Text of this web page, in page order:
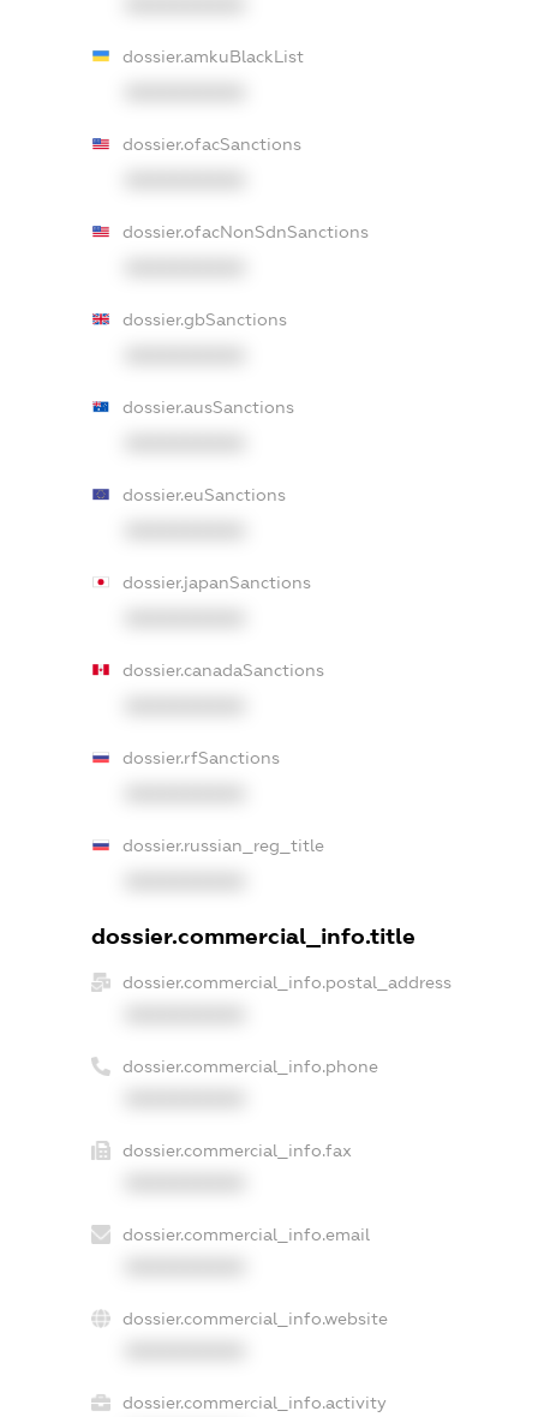
dossier.amkuBlackList
dossier.ofacSanctions
dossier.ofacNonSdnSanctions
dossier.gbSanctions
dossier.ausSanctions
dossier.euSanctions
dossier.japanSanctions
dossier.canadaSanctions
dossier.rfSanctions
dossier.russian_reg_title
dossier.commercial_info.title
dossier.commercial_info.postal_address
dossier.commercial_info.phone
dossier.commercial_info.fax
dossier.commercial_info.email
dossier.commercial_info.website
dossier.commercial_info.activity